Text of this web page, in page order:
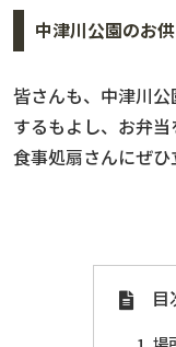
中津川公園のお
皆さんも、中津川
するもよし、お弁
食事処扇さんにぜ
目